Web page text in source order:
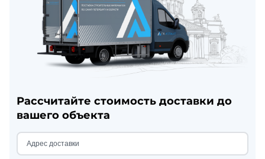
Рассчитайте стоимость доставки до
вашего объекта